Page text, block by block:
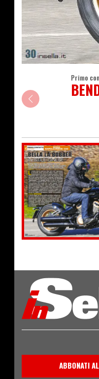
Primo
ABBONATI